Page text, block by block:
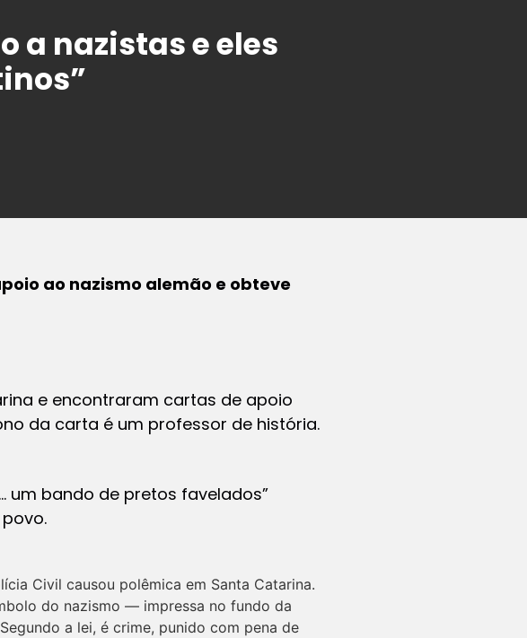
a nazistas e eles
ao nazismo alemão e obteve
e encontraram cartas de apoio
da carta é um professor de história.
um bando de pretos favelados”
Civil causou polêmica em Santa Catarina.
do nazismo — impressa no fundo da
a lei, é crime, punido com pena de